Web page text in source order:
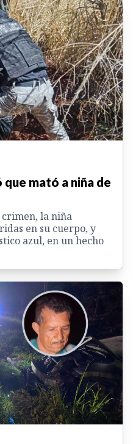
mató a niña de
crimen, la niña
en su cuerpo, y
azul, en un hecho